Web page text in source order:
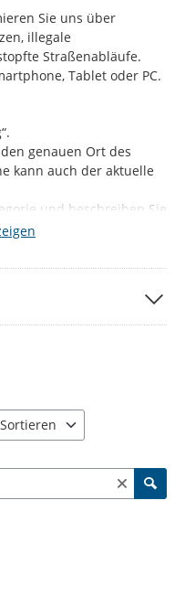
Sie uns über
illegale
Straßenabläufe.
Tablet oder PC.
genauen Ort des
kann auch der aktuelle
und beschreiben Sie
möglich ein Foto vom
Ihre Meldung wird
(diese erfolgt 1x
Gleichzeitig wird der
automatisch informiert.
die den
informieren Sie uns
115 oder per Mail
werden diese zu
Diese dürfen
Sortieren